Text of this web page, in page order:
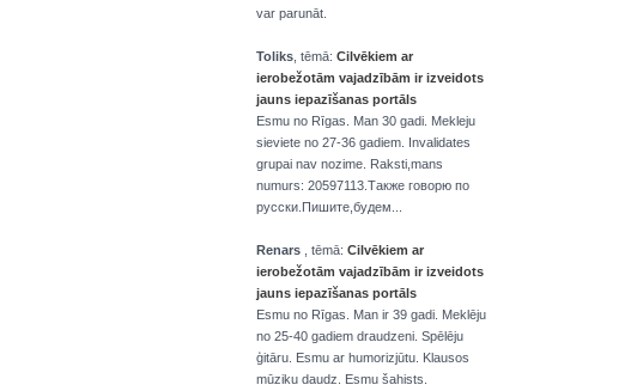
var parunāt.
Toliks , tēmā: Cilvēkiem ar
ierobežotām vajadzībām ir izveidots
jauns iepazīšanas portāls
Esmu no Rīgas. Man 30 gadi. Mekleju
sieviete no 27-36 gadiem. Invalidates
grupai nav nozime. Raksti,mans
numurs: 20597113.Также говорю по
русски.Пишите,будем...
Renars , tēmā: Cilvēkiem ar
ierobežotām vajadzībām ir izveidots
jauns iepazīšanas portāls
Esmu no Rīgas. Man ir 39 gadi. Meklēju
no 25-40 gadiem draudzeni. Spēlēju
ģitāru. Esmu ar humorizjūtu. Klausos
mūziku daudz. Esmu šahists.